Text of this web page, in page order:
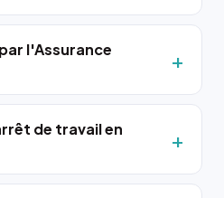
l'Assurance
de travail en